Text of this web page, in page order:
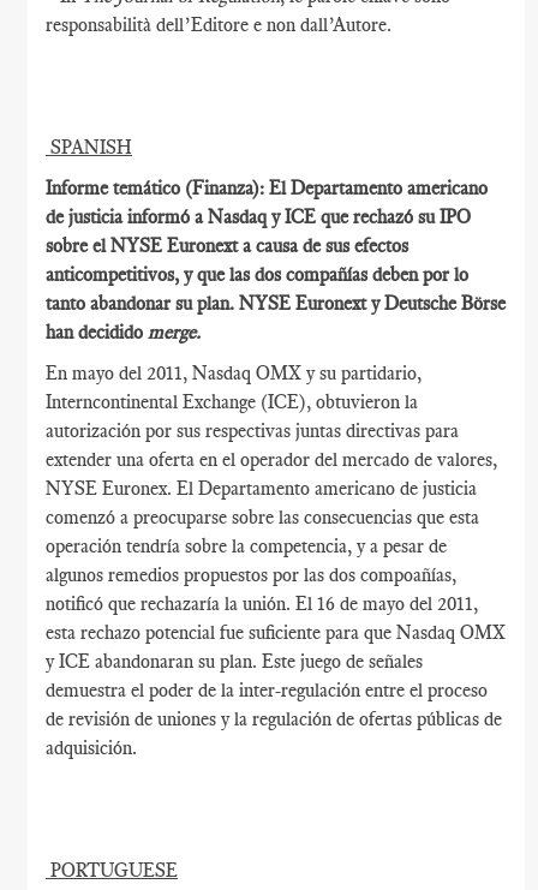
responsabilità dell’Editore e non dall’Autore.
SPANISH
Informe temático (Finanza): El Departamento americano
de justicia informó a Nasdaq y ICE que rechazó su IPO
sobre el NYSE Euronext a causa de sus efectos
anticompetitivos, y que las dos compañías deben por lo
tanto abandonar su plan. NYSE Euronext y Deutsche Börse
han decidido merge.
En mayo del 2011, Nasdaq OMX y su partidario,
Interncontinental Exchange (ICE), obtuvieron la
autorización por sus respectivas juntas directivas para
extender una oferta en el operador del mercado de valores,
NYSE Euronex. El Departamento americano de justicia
comenzó a preocuparse sobre las consecuencias que esta
operación tendría sobre la competencia, y a pesar de
algunos remedios propuestos por las dos compoañías,
notificó que rechazaría la unión. El 16 de mayo del 2011,
esta rechazo potencial fue suficiente para que Nasdaq OMX
y ICE abandonaran su plan. Este juego de señales
demuestra el poder de la inter-regulación entre el proceso
de revisión de uniones y la regulación de ofertas públicas de
adquisición.
PORTUGUESE